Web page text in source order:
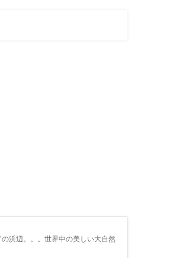
浜辺。。。世界中の美しい大自然